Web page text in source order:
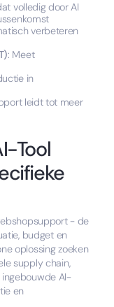
volledig door AI
verbeteren
: Meet
in
leidt tot meer
Tool
- de
budget en
oplossing zoeken
supply chain,
AI-
en